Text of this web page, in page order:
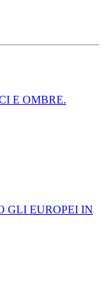
E OMBRE.
GLI EUROPEI IN